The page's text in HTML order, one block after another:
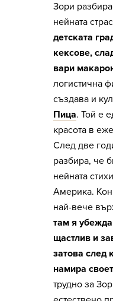
Зори
нейната
детската
кексове,
вари
логистична
създава и
Пица. Той е
красота в
След две
разбира, че
нейната
Америка.
най-вече
там я
щастлив и
затова след
намира
трудно за